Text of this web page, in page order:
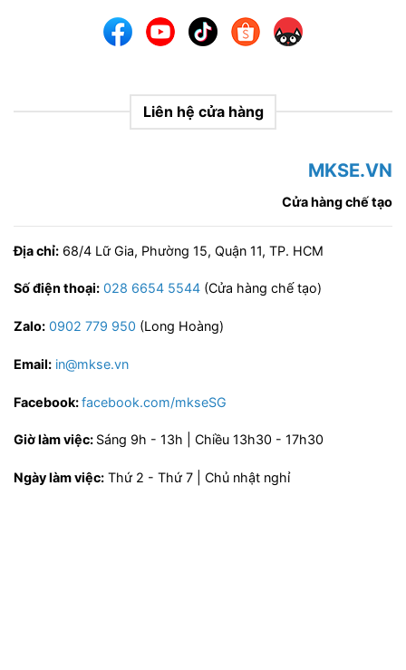
Liên hệ cửa hàng
MKSE.VN
Cửa hàng chế tạo
Địa chỉ: 68/4 Lữ Gia, Phường 15, Quận 11, TP. HCM
Số điện thoại: 028 6654 5544 (Cửa hàng chế tạo)
Zalo: 0902 779 950 (Long Hoàng)
Email: in@mkse.vn
Facebook:facebook.com/mkseSG
Giờ làm việc: Sáng 9h - 13h | Chiều 13h30 - 17h30
Ngày làm việc: Thứ 2 - Thứ 7 | Chủ nhật nghỉ